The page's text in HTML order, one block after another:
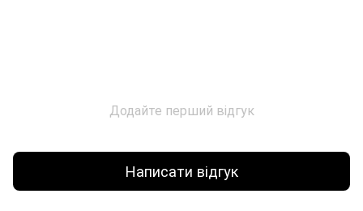
Додайте перший відгук
Написати відгук